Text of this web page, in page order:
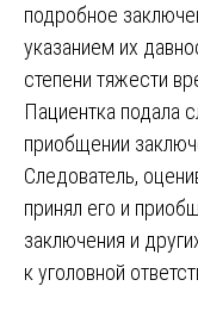
подробное
указанием их
степени тяжести
Пациентка подала
приобщении
Следователь,
принял его и
заключения и
к уголовной